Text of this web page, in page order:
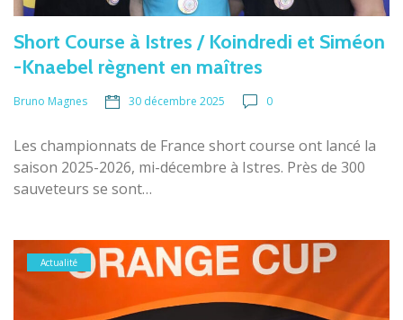
Short Course à Istres / Koindredi et Siméon
-Knaebel règnent en maîtres
Bruno Magnes 30 décembre 2025 0
Les championnats de France short course ont lancé la
saison 2025-2026, mi-décembre à Istres. Près de 300
sauveteurs se sont…
Actualité